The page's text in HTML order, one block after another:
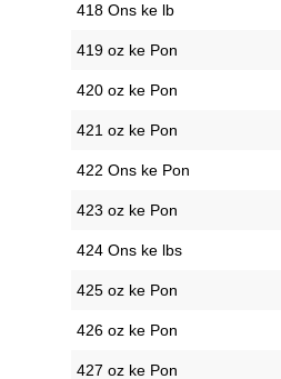
418 Ons ke lb
419 oz ke Pon
420 oz ke Pon
421 oz ke Pon
422 Ons ke Pon
423 oz ke Pon
424 Ons ke lbs
425 oz ke Pon
426 oz ke Pon
427 oz ke Pon